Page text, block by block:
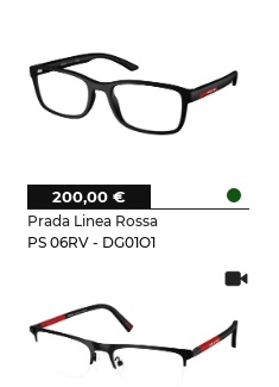
Prada Linea Rossa
PS 06RV - DG01O1
200,00 €